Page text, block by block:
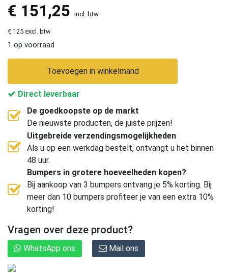
€ 151,25 incl. btw
€ 125 excl. btw
1 op voorraad
Toevoegen in winkelmand
Direct leverbaar
De goedkoopste op de markt
De nieuwste producten, de juiste prijzen!
Uitgebreide verzendingsmogelijkheden
Als u op een werkdag bestelt, ontvangt u het binnen
48 uur.
Bumpers in grotere hoeveelheden kopen?
Bij aankoop van 3 bumpers ontvang je 5% korting. Bij
meer dan 10 bumpers profiteer je van een extra 10%
korting!
Vragen over deze product?
WhatsApp ons Mail ons